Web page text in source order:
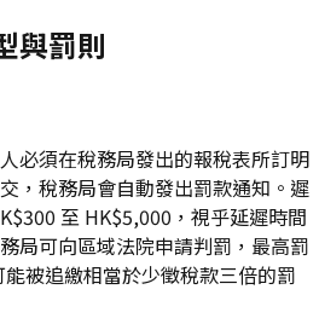
與罰則
必須在稅務局發出的報稅表所訂明
，稅務局會自動發出罰款通知。遲
至 HK$5,000，視乎延遲時間
局可向區域法院申請判罰，最高罰
被追繳相當於少徵稅款三倍的罰